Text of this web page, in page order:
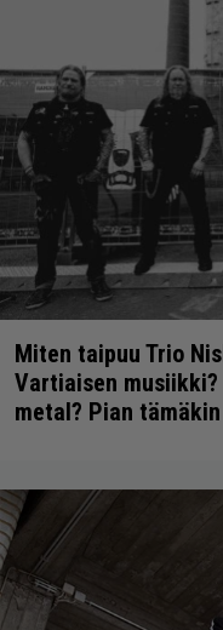
Miten taipuu Trio
Vartiaisen
metal? Pian